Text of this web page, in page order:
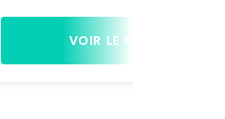
la photo, prête à être montée.
Equipée de 4 étagères et de 2
de suspension, cette structure
VOIR LE PRODUIT